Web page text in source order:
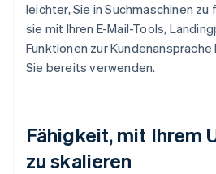
leichter, Sie in Suchmaschinen zu
sie mit Ihren E-Mail-Tools,
Funktionen zur
Sie bereits verwenden.
Fähigkeit, mit Ihrem
zu skalieren